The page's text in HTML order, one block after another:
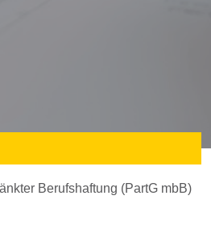
Berufshaftung (PartG mbB)